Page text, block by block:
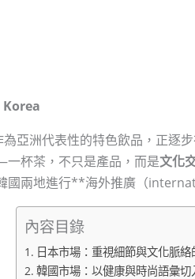
亞洲代表性的特色飲品，正逐
杯茶，不只是產品，而是文化
國兩地進行**海外推廣（
內容目錄
日本市場：重視細節與文化脈
韓國市場：以健康與時尚語彙切